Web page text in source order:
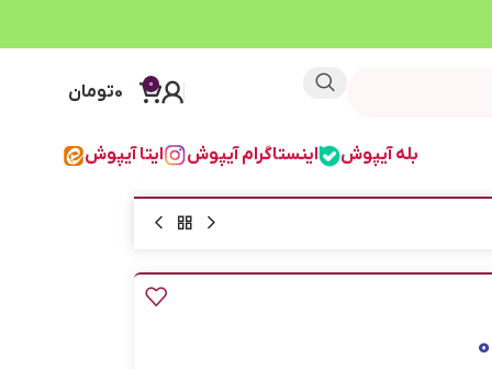
0
0تومان
بله آیپوش اینستاگرام آیپوش ایتا آیپوش